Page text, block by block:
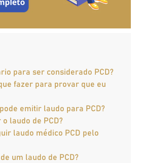
para ser considerado PCD?
fazer para provar que eu
emitir laudo para PCD?
laudo de PCD?
laudo médico PCD pelo
um laudo de PCD?